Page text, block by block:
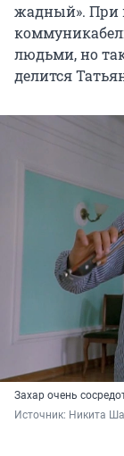
жадный». При
людьми, но
делится
Захар очень
Источник: Никита